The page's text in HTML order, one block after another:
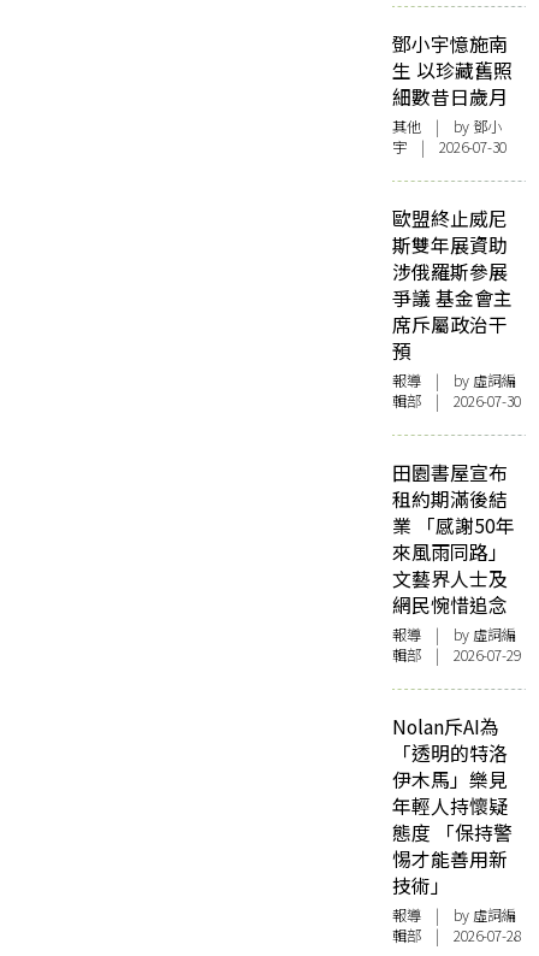
鄧小宇憶施南
生 以珍藏舊照
細數昔日歲月
其他 | by 鄧小
宇 | 2026-07-30
歐盟終止威尼
斯雙年展資助
涉俄羅斯參展
爭議 基金會主
席斥屬政治干
預
報導 | by 虛詞編
輯部 | 2026-07-30
田園書屋宣布
租約期滿後結
業 「感謝50年
來風雨同路」
文藝界人士及
網民惋惜追念
報導 | by 虛詞編
輯部 | 2026-07-29
Nolan斥AI為
「透明的特洛
伊木馬」樂見
年輕人持懷疑
態度 「保持警
惕才能善用新
技術」
報導 | by 虛詞編
輯部 | 2026-07-28